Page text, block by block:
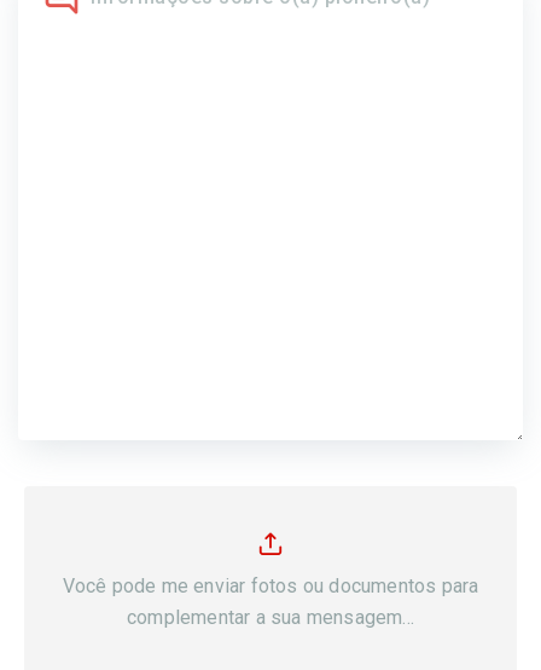
Você pode me enviar fotos ou documentos para
complementar a sua mensagem...